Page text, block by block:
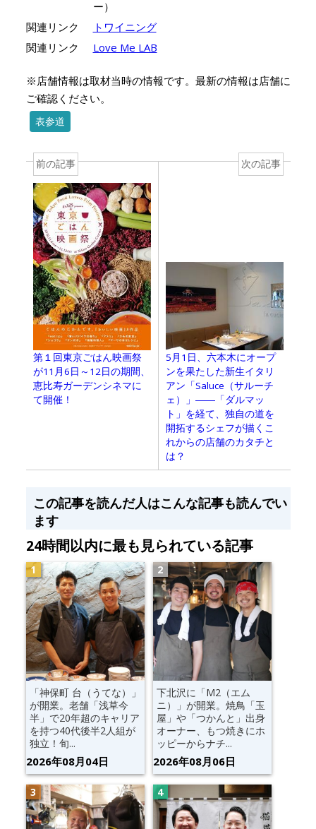
ー）
関連リンク
トワイニング
関連リンク
Love Me LAB
※店舗情報は取材当時の情報です。最新の情報は店舗に
ご確認ください。
表参道
前の記事
第１回東京ごはん映画祭
が11月6日～12日の期間、
恵比寿ガーデンシネマに
て開催！
次の記事
5月1日、六本木にオープ
ンを果たした新生イタリ
アン「Saluce（サルーチ
ェ）」――「ダルマッ
ト」を経て、独自の道を
開拓するシェフが描くこ
れからの店舗のカタチと
は？
この記事を読んだ人はこんな記事も読んでい
ます
24時間以内に最も見られている記事
「神保町 台（うてな）」
が開業。老舗「浅草今
半」で20年超のキャリア
を持つ40代後半2人組が
独立！旬...
2026年08月04日
下北沢に「M2（エム
ニ）」が開業。焼鳥「玉
屋」や「つかんと」出身
オーナー、もつ焼きにホ
ッピーからナチ...
2026年08月06日